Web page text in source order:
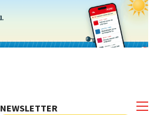
NEWSLETTER